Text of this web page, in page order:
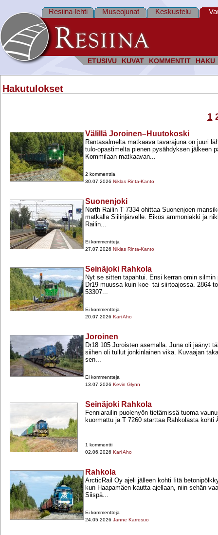
ETUSIVU KUVAT KOMMENTIT HAKU
Resiina-lehti Museojunat Keskustelu
Hakutulokset
1
Välillä Joroinen–Huutokoski
Rantasalmelta matkaava tavarajuna on juuri
tulo-​opastimelta pienen pysähdyksen jälkeen
Kommilaan matkaavan...
2 kommenttia
30.07.2026 Niklas Rinta-Kanto
Suonenjoki
North Railin T 7334 ohittaa Suonenjoen
matkalla Siilinjärvelle. Eikös ammoniakki ja
Railin...
Ei kommentteja
27.07.2026 Niklas Rinta-Kanto
Seinäjoki Rahkola
Nyt se sitten tapahtui. Ensi kerran omin silmin
Dr19 muussa kuin koe-​ tai siirtoajossa. 2864
53307...
Ei kommentteja
20.07.2026 Kari Aho
Joroinen
Dr18 105 Joroisten asemalla. Juna oli jäänyt
siihen oli tullut jonkinlainen vika. Kuvaajan
sen...
Ei kommentteja
13.07.2026 Kevin Glynn
Seinäjoki Rahkola
Fenniarailin puolenyön tietämissä tuoma
kuormattu ja T 7260 starttaa Rahkolasta kohti
1 kommentti
02.06.2026 Kari Aho
Rahkola
ArcticRail Oy ajeli jälleen kohti Iitä
kun Haapamäen kautta ajellaan, niin sehän
Siispä...
Ei kommentteja
24.05.2026 Janne Karresuo